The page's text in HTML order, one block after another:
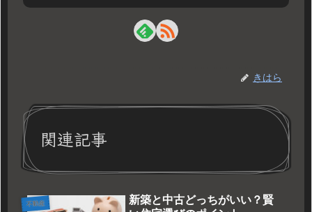
きはら
関連記事
不動産
新築と中古どっちがいい？賢